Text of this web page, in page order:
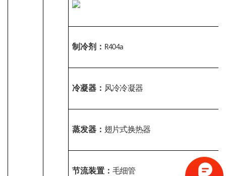
制冷剂： R404a
冷凝器： 风冷冷凝器
蒸发器：翅片式换热器
节流装置：毛细管